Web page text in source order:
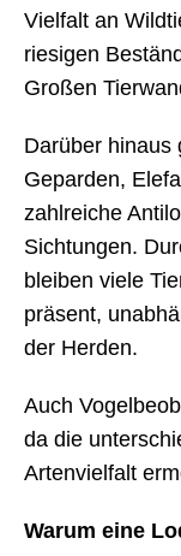
Vielfalt an
riesigen
Großen
Darüber hinaus
Geparden,
zahlreiche
Sichtungen.
bleiben viele
präsent,
der Herden.
Auch
da die
Artenvielfalt
Warum eine